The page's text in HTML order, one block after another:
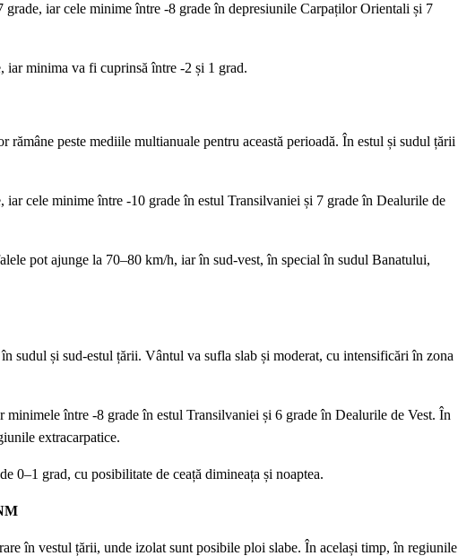
iar cele minime între -8 grade în depresiunile Carpaților Orientali și 7
iar minima va fi cuprinsă între -2 și 1 grad.
peste mediile multianuale pentru această perioadă. În estul și sudul țării
cele minime între -10 grade în estul Transilvaniei și 7 grade în Dealurile de
pot ajunge la 70–80 km/h, iar în sud-vest, în special în sudul Banatului,
sudul și sud-estul țării. Vântul va sufla slab și moderat, cu intensificări în zona
între -8 grade în estul Transilvaniei și 6 grade în Dealurile de Vest. În
extracarpatice.
0–1 grad, cu posibilitate de ceață dimineața și noaptea.
în vestul țării, unde izolat sunt posibile ploi slabe. În același timp, în regiunile